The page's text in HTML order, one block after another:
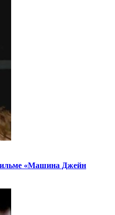
«Машина Джейн